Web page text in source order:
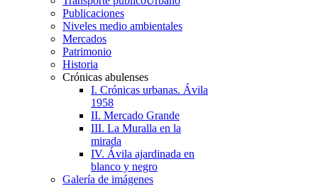
Publicaciones
Niveles medio ambientales
Mercados
Patrimonio
Historia
Crónicas abulenses
I. Crónicas urbanas. Ávila
1958
II. Mercado Grande
III. La Muralla en la
mirada
IV. Ávila ajardinada en
blanco y negro
Galería de imágenes